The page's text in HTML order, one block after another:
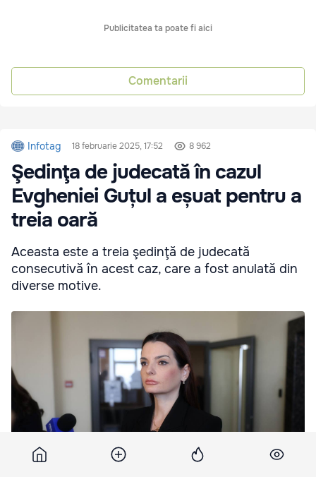
Publicitatea ta poate fi aici
Comentarii
Infotag 18 februarie 2025, 17:52 8 962
Şedinţa de judecată în cazul
Evgheniei Guțul a eșuat pentru a
treia oară
Aceasta este a treia şedinţă de judecată
consecutivă în acest caz, care a fost anulată din
diverse motive.